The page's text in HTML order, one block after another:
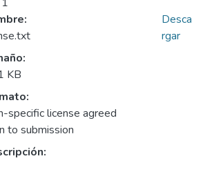
KB
specific license agreed
to submission
Desca
rgar